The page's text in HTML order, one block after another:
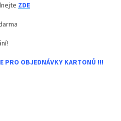
ZDE
PRO OBJEDNÁVKY KARTONŮ !!!